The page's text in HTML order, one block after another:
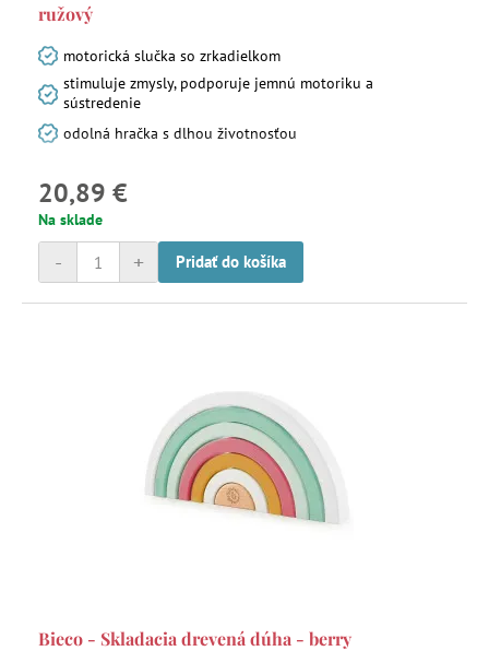
ružový
motorická slučka so zrkadielkom
stimuluje zmysly, podporuje jemnú motoriku a
sústredenie
odolná hračka s dlhou životnosťou
20,89 €
Na sklade
+
- Pridať do košíka
Bieco - Skladacia drevená dúha - berry